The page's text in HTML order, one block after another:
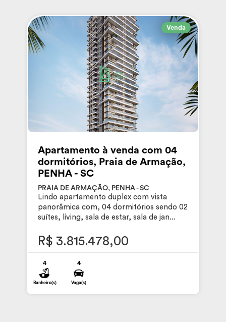
Venda
Apartamento à venda com 04
dormitórios, Praia de Armação,
PENHA - SC
PRAIA DE ARMAÇÃO, PENHA - SC
Lindo apartamento duplex com vista
panorâmica com, 04 dormitórios sendo 02
suítes, living, sala de estar, sala de jan...
R$ 3.815.478,00
4
Banheiro(s)
4
Vaga(s)